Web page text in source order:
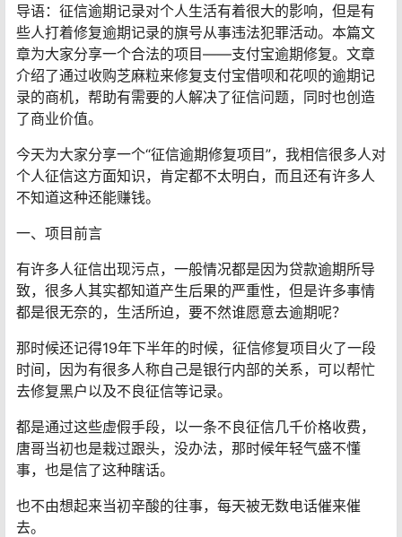
导语：征信逾期记录对个人生活有着很大的影响，但是有
些人打着修复逾期记录的旗号从事违法犯罪活动。本篇文
章为大家分享一个合法的项目——支付宝逾期修复。文章
介绍了通过收购芝麻粒来修复支付宝借呗和花呗的逾期记
录的商机，帮助有需要的人解决了征信问题，同时也创造
了商业价值。
今天为大家分享一个“征信逾期修复项目”，我相信很多人对
个人征信这方面知识，肯定都不太明白，而且还有许多人
不知道这种还能赚钱。
一、项目前言
有许多人征信出现污点，一般情况都是因为贷款逾期所导
致，很多人其实都知道产生后果的严重性，但是许多事情
都是很无奈的，生活所迫，要不然谁愿意去逾期呢？
那时候还记得19年下半年的时候，征信修复项目火了一段
时间，因为有很多人称自己是银行内部的关系，可以帮忙
去修复黑户以及不良征信等记录。
都是通过这些虚假手段，以一条不良征信几千价格收费，
唐哥当初也是栽过跟头，没办法，那时候年轻气盛不懂
事，也是信了这种瞎话。
也不由想起来当初辛酸的往事，每天被无数电话催来催
去。